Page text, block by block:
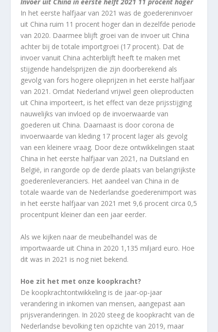
In het eerste halfjaar van 2021 was de goedereninvoer
uit China ruim 11 procent hoger dan in dezelfde periode
van 2020. Daarmee blijft groei van de invoer uit China
achter bij de totale importgroei (17 procent). Dat de
invoer vanuit China achterblijft heeft te maken met
stijgende handelsprijzen die zijn doorberekend als
gevolg van fors hogere olieprijzen in het eerste halfjaar
van 2021. Omdat Nederland vrijwel geen olieproducten
uit China importeert, is het effect van deze prijsstijging
nauwelijks van invloed op de invoerwaarde van
goederen uit China. Daarnaast is door corona de
invoerwaarde van kleding 17 procent lager als gevolg
van een kleinere vraag. Door deze ontwikkelingen staat
China in het eerste halfjaar van 2021, na Duitsland en
België, in rangorde op de derde plaats van belangrijkste
goederenleveranciers. Het aandeel van China in de
totale waarde van de Nederlandse goederenimport was
in het eerste halfjaar van 2021 met 9,6 procent circa 0,5
procentpunt kleiner dan een jaar eerder.
Als we kijken naar de meubelhandel was de
importwaarde uit China in 2020 1,135 miljard euro. Hoe
dit was in 2021 is nog niet bekend.
Hoe zit het met onze koopkracht?
De koopkrachtontwikkeling is de jaar-op-jaar
verandering in inkomen van mensen, aangepast aan
prijsveranderingen. In 2020 steeg de koopkracht van de
Nederlandse bevolking ten opzichte van 2019, maar